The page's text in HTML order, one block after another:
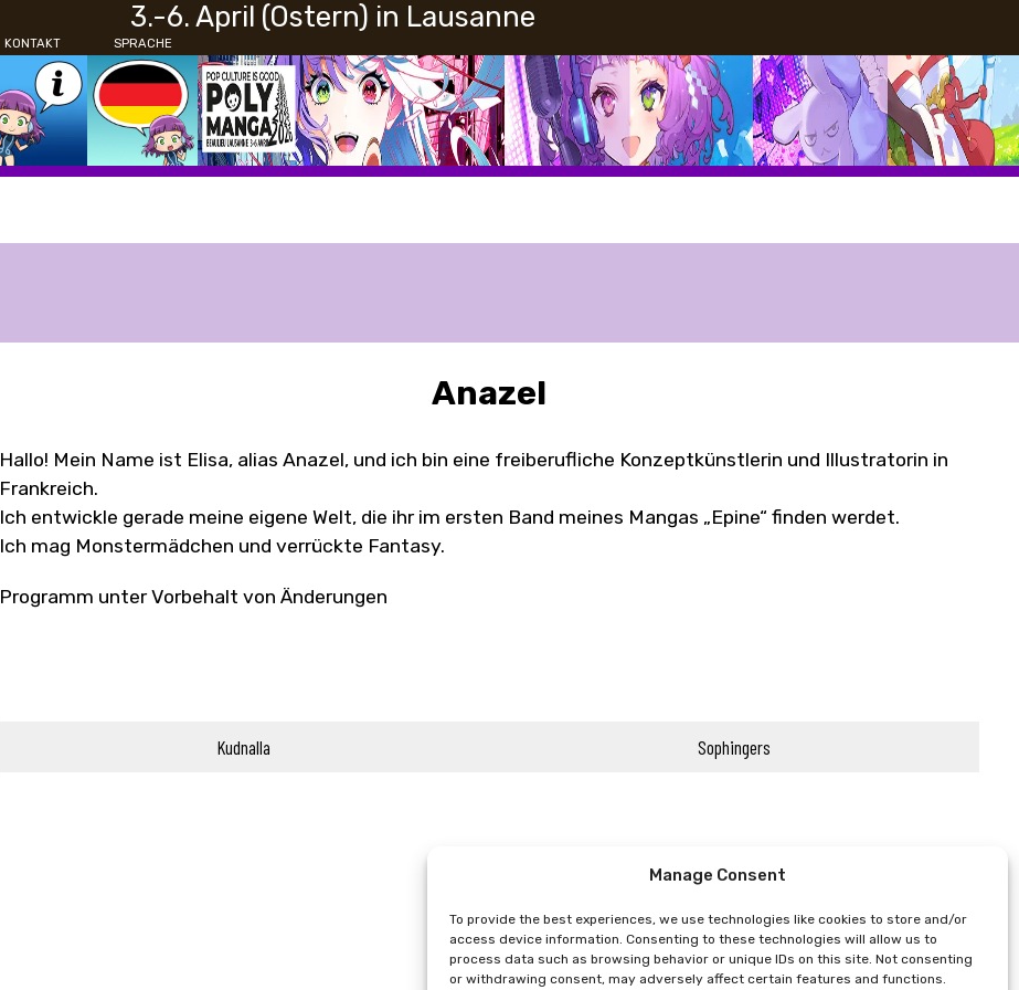
Manage Consent
To provide the best experiences, we use technologies like cookies to store and/or
access device information. Consenting to these technologies will allow us to
process data such as browsing behavior or unique IDs on this site. Not consenting
or withdrawing consent, may adversely affect certain features and functions.
3.-6. April (Ostern) in Lausanne
SPRACHE
KONTAKT
Anazel
Hallo! Mein Name ist Elisa, alias Anazel, und ich bin eine freiberufliche Konzeptkünstlerin und Illustratorin in
Frankreich.
Ich entwickle gerade meine eigene Welt, die ihr im ersten Band meines Mangas „Epine“ finden werdet.
Ich mag Monstermädchen und verrückte Fantasy.
Programm unter Vorbehalt von Änderungen
Kudnalla Sophingers